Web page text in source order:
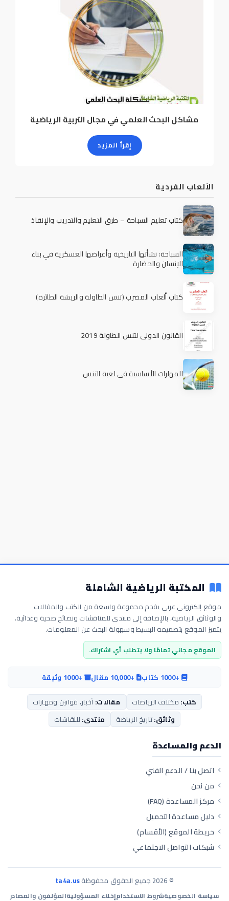
مشاكل البحث العلمي في مجال التربية الرياضية
إقرأ المزيد
الألعاب الفردية
كتاب تعليم السباحة – طرق التعليم والتدريب والإنقاذ
السباحة: نشأتها التاريخية وأغراضها العسكرية في بناء
الإنسان والحضارة
كتاب ألعاب المضرب (تنس الطاولة والريشة الطائرة)
القانون الدولي لتنس الطاولة 2019
المهارات الأساسية في لعبة التنس
المكتبة الرياضية الشاملة
موقع إلكتروني عربي يقدم مجموعة واسعة من الكتب والمقالات
والوثائق الرياضية، بالإضافة إلى منتدى للمناقشات ونصائح صحية وغذائية.
يتميز الموقع بتصميمه البسيط وسهولة البحث عن المعلومات.
الموقع مجاني تمامًا ولا يتطلب أي اشتراك.
+1000 كتاب +10,000 مقال
+1000 وثيقة
كتب: مختلف الرياضات مقالات: أخبار، قوانين ومهارات
وثائق:تاريخ الرياضة منتدى: للنقاشات
الدعم والمساعدة
اتصل بنا / الدعم الفني
من نحن
مركز المساعدة (FAQ)
دليل مساعدة التحميل
خريطة الموقع (الأقسام)
شبكات التواصل الاجتماعي
©
2026 جميع الحقوق محفوظةta4a.us
سياسة الخصوصيةشروط الاستخدامإخلاء المسؤوليةالمؤلفون والمصادر